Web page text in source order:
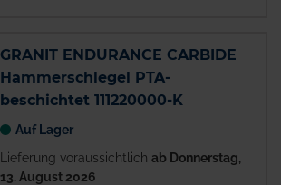
GRANIT ENDURANCE CARBIDE
Hammerschlegel PTA-
beschichtet 111220000-K
Auf Lager
Lieferung voraussichtlich ab Donnerstag,
13. August 2026